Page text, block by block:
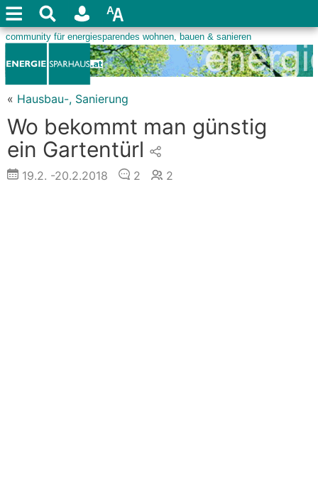
« Hausbau-, Sanierung
Wo bekommt man günstig
ein Gartentürl
19.2. -20.2.2018 2 2